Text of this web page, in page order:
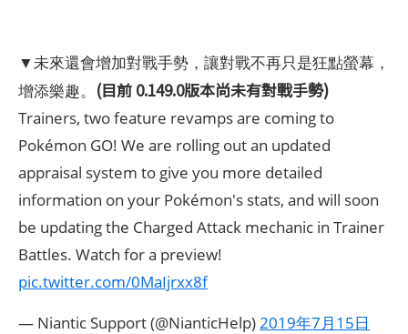
▼未來還會增加對戰手勢，讓對戰不再只是狂點螢幕，
增添樂趣。 (目前 0.149.0版本尚未有對戰手勢)
Trainers, two feature revamps are coming to
Pokémon GO! We are rolling out an updated
appraisal system to give you more detailed
information on your Pokémon's stats, and will soon
be updating the Charged Attack mechanic in Trainer
Battles. Watch for a preview!
pic.twitter.com/0MaIjrxx8f
— Niantic Support (@NianticHelp) 2019年7月15日